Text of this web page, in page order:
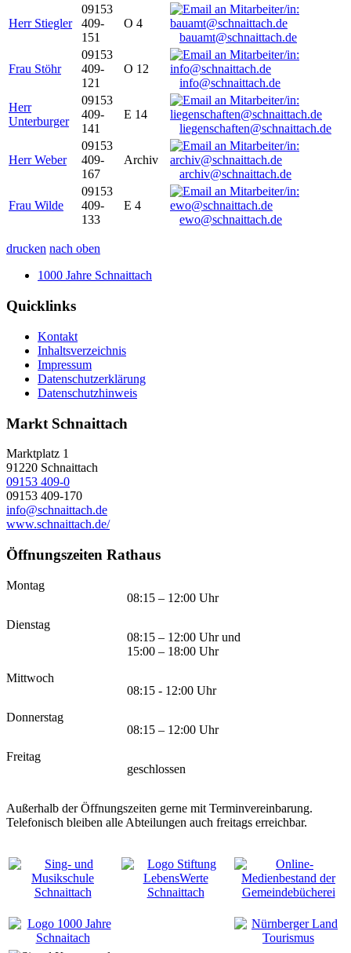
Herr Stiegler
09153
409-
151
O 4
bauamt@schnaittach.de
Frau Stöhr
09153
409-
121
O 12
info@schnaittach.de
Herr
Unterburger
09153
409-
141
E 14
liegenschaften@schnaittach.de
Herr Weber
09153
409-
167
Archiv
archiv@schnaittach.de
Frau Wilde
09153
409-
133
E 4
ewo@schnaittach.de
drucken nach oben
1000 Jahre Schnaittach
Quicklinks
Kontakt
Inhaltsverzeichnis
Impressum
Datenschutzerklärung
Datenschutzhinweis
Markt Schnaittach
Marktplatz 1
91220 Schnaittach
09153 409-0
09153 409-170
info@schnaittach.de
www.schnaittach.de/
Öffnungszeiten Rathaus
Montag
08:15 – 12:00 Uhr
Dienstag
08:15 – 12:00 Uhr und
15:00 – 18:00 Uhr
Mittwoch
08:15 - 12:00 Uhr
Donnerstag
08:15 – 12:00 Uhr
Freitag
geschlossen
Außerhalb der Öffnungszeiten gerne mit Terminvereinbarung.
Telefonisch bleiben alle Abteilungen auch freitags erreichbar.